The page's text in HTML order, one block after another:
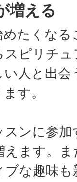
増える
たくな
ピリチ
人と出
す。
ンに参
ます。
な趣味